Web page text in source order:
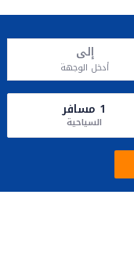
إلى
أدخل الوجهة
1 مسافر
السياحية